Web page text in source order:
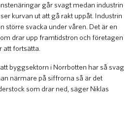
går svagt medan industrin
kurvan ut att gå rakt uppåt. Industrin
större svacka under våren. Det är en
drar upp framtidstron och företagen
fortsätta.
byggsektorn i Norrbotten har så svag
närmare på siffrorna så är det
som drar ned, säger Niklas